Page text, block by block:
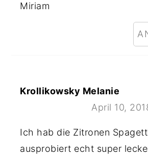
Miriam
Krollikowsky Melanie
April 10,
Ich hab die Zitronen
ausprobiert echt super